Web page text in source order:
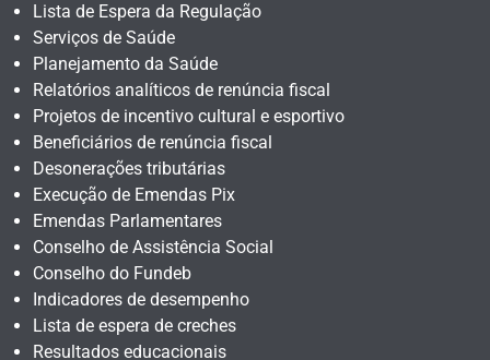
Lista de Espera da Regulação
Serviços de Saúde
Planejamento da Saúde
Relatórios analíticos de renúncia fiscal
Projetos de incentivo cultural e esportivo
Beneficiários de renúncia fiscal
Desonerações tributárias
Execução de Emendas Pix
Emendas Parlamentares
Conselho de Assistência Social
Conselho do Fundeb
Indicadores de desempenho
Lista de espera de creches
Resultados educacionais